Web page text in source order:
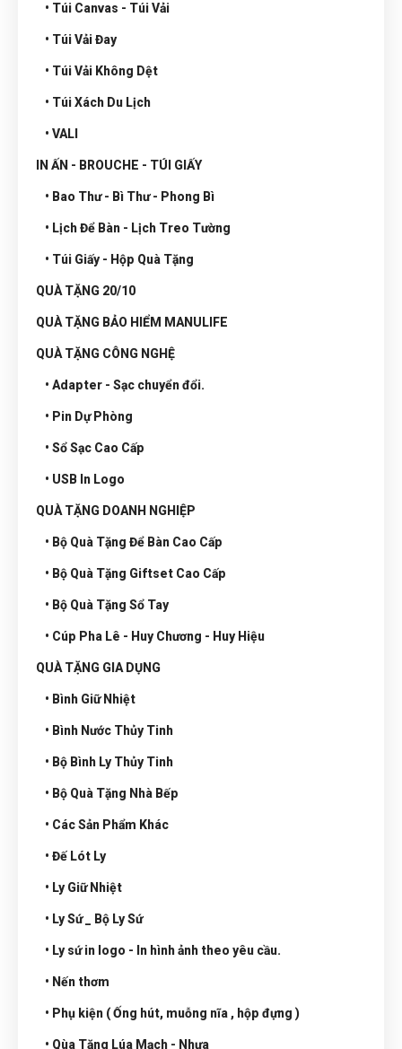
• Túi Canvas - Túi Vải
• Túi Vải Đay
• Túi Vải Không Dệt
• Túi Xách Du Lịch
• VALI
IN ẤN - BROUCHE - TÚI GIẤY
• Bao Thư - Bì Thư - Phong Bì
• Lịch Để Bàn - Lịch Treo Tường
• Túi Giấy - Hộp Quà Tặng
QUÀ TẶNG 20/10
QUÀ TẶNG BẢO HIỂM MANULIFE
QUÀ TẶNG CÔNG NGHỆ
• Adapter - Sạc chuyển đổi.
• Pin Dự Phòng
• Sổ Sạc Cao Cấp
• USB In Logo
QUÀ TẶNG DOANH NGHIỆP
• Bộ Quà Tặng Để Bàn Cao Cấp
• Bộ Quà Tặng Giftset Cao Cấp
• Bộ Quà Tặng Sổ Tay
• Cúp Pha Lê - Huy Chương - Huy Hiệu
QUÀ TẶNG GIA DỤNG
• Bình Giữ Nhiệt
• Bình Nước Thủy Tinh
• Bộ Bình Ly Thủy Tinh
• Bộ Quà Tặng Nhà Bếp
• Các Sản Phẩm Khác
• Đế Lót Ly
• Ly Giữ Nhiệt
• Ly Sứ _ Bộ Ly Sứ
• Ly sứ in logo - In hình ảnh theo yêu cầu.
• Nến thơm
• Phụ kiện ( Ống hút, muỗng nĩa , hộp đựng )
• Qùa Tặng Lúa Mạch - Nhựa